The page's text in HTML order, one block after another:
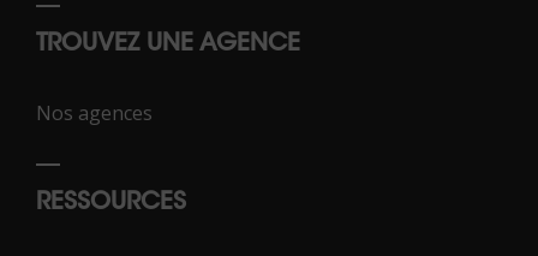
TROUVEZ UNE AGENCE
Nos agences
RESSOURCES